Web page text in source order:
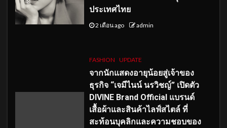
ประเทศไทย
2 เดือน ago admin
FASHION UPDATE
จากนักแสดงอายุน้อยสู่เจ้าของ
ธุรกิจ “เจมีไนน์ นรวิชญ์” เปิดตัว
DIVINE Brand Official แบรนด์
เสื้อผ้าและสินค้าไลฟ์สไตล์ ที่
สะท้อนบุคลิกและความชอบของ